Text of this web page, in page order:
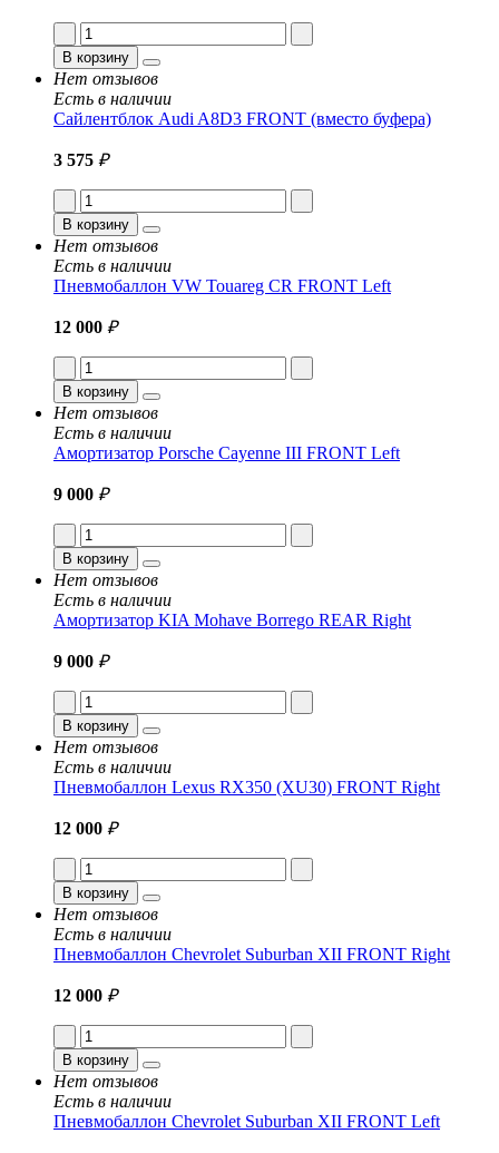
В корзину
Нет отзывов
Есть в наличии
Сайлентблок Audi A8D3 FRONT (вместо буфера)
3 575 ₽
В корзину
Нет отзывов
Есть в наличии
Пневмобаллон VW Touareg CR FRONT Left
12 000 ₽
В корзину
Нет отзывов
Есть в наличии
Амортизатор Porsche Cayenne III FRONT Left
9 000 ₽
В корзину
Нет отзывов
Есть в наличии
Амортизатор KIA Mohave Borrego REAR Right
9 000 ₽
В корзину
Нет отзывов
Есть в наличии
Пневмобаллон Lexus RX350 (XU30) FRONT Right
12 000 ₽
В корзину
Нет отзывов
Есть в наличии
Пневмобаллон Chevrolet Suburban XII FRONT Right
12 000 ₽
В корзину
Нет отзывов
Есть в наличии
Пневмобаллон Chevrolet Suburban XII FRONT Left